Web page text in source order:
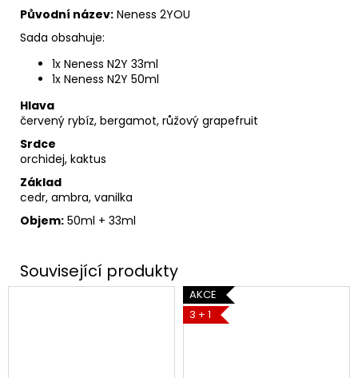
Původní název: Neness 2YOU
Sada obsahuje:
1x Neness N2Y 33ml
1x Neness N2Y 50ml
Hlava
červený rybíz, bergamot, růžový grapefruit
Srdce
orchidej, kaktus
Základ
cedr, ambra, vanilka
Objem: 50ml + 33ml
AKCE
3 + 1